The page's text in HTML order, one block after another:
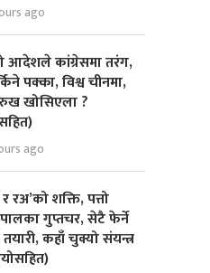
ago
आदेशले कांग्रेसमा तरंग,
पक्का, विश्व चीनमा,
खोसिएला ?
ago
रअ’को शक्ति, पत्तो
गुप्तचर, सेटै फेर्ने
कहाँ चुक्यो संयन्त्र